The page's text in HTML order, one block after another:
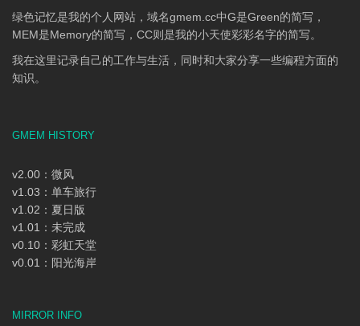
绿色记忆是我的个人网站，域名gmem.cc中G是Green的简写，
MEM是Memory的简写，CC则是我的小天使彩彩名字的简写。
我在这里记录自己的工作与生活，同时和大家分享一些编程方面的
知识。
GMEM HISTORY
v2.00：微风
v1.03：单车旅行
v1.02：夏日版
v1.01：未完成
v0.10：彩虹天堂
v0.01：阳光海岸
MIRROR INFO